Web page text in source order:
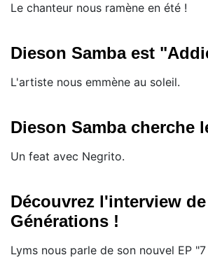
Le chanteur nous ramène en été !
Dieson Samba est
L'artiste nous emmène au soleil.
Dieson Samba cherche
Un feat avec Negrito.
Découvrez l'interview
Générations !
Lyms nous parle de son nouvel EP